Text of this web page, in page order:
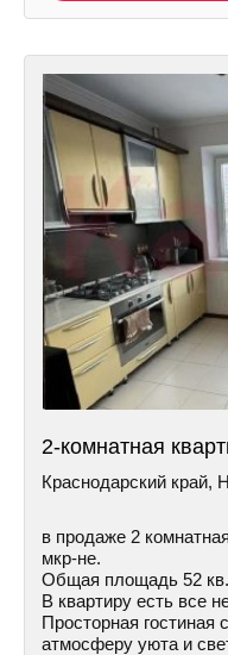
2-комнатная
Краснодарский край,
в продаже 2
мкр-не.
Общая площадь 52
В квapтиpу есть все
Пpосторная
атмосферу уюта и